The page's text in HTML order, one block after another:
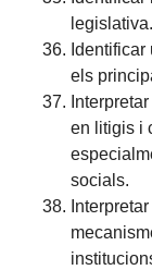
legislativa.
els
en litigis i
socials.